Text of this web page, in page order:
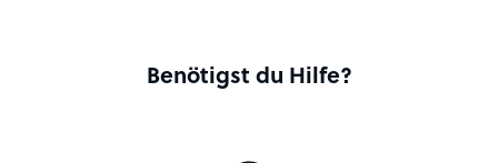
Benötigst du Hilfe?